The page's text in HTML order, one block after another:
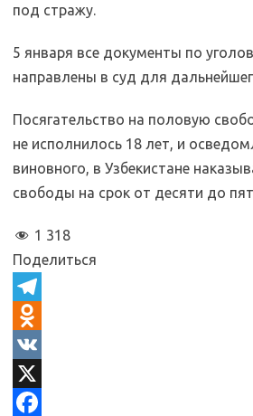
под стражу.
5 января все документы по
направлены в суд для
Посягательство на половую
не исполнилось 18 лет, и
виновного, в Узбекистане
свободы на срок от десяти до
1 318
Поделиться
T
e
e
O
d
n
V
KX